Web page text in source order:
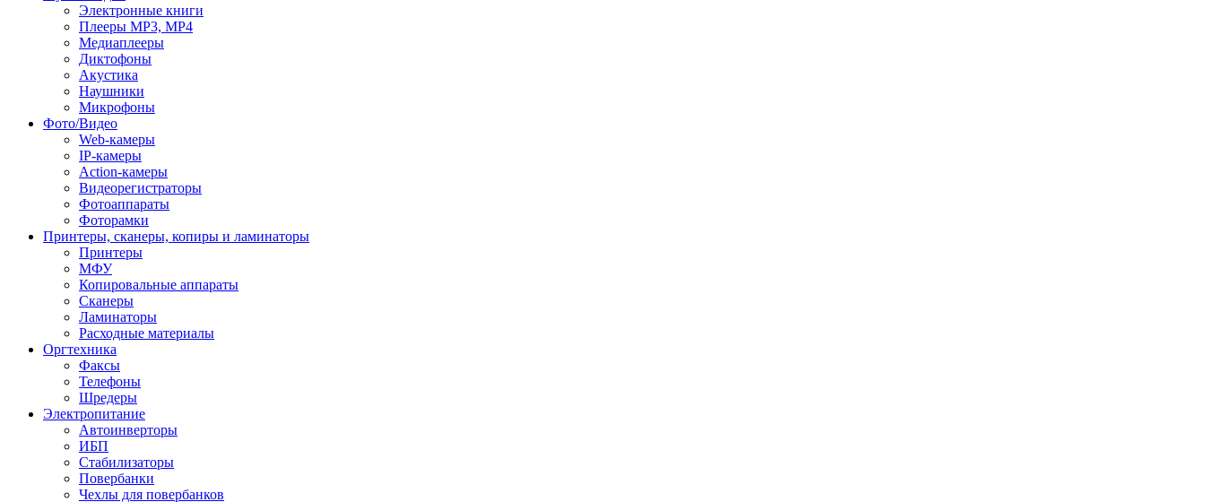
Электронные книги
Плееры MP3, MP4
Медиаплееры
Диктофоны
Акустика
Наушники
Микрофоны
Фото/Видео
Web-камеры
IP-камеры
Action-камеры
Видеорегистраторы
Фотоаппараты
Фоторамки
Принтеры, сканеры, копиры и ламинаторы
Принтеры
МФУ
Копировальные аппараты
Сканеры
Ламинаторы
Расходные материалы
Оргтехника
Факсы
Телефоны
Шредеры
Электропитание
Автоинверторы
ИБП
Стабилизаторы
Повербанки
Чехлы для повербанков